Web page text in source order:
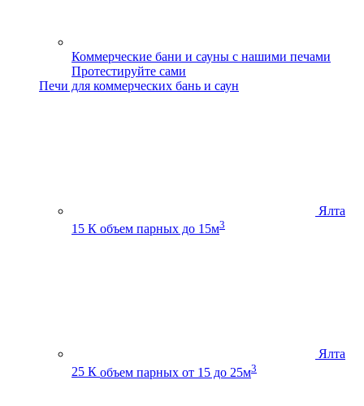
Коммерческие бани и сауны с нашими печами
Протестируйте сами
Печи для коммерческих бань и саун
Ялта
15 К объем парных до 15м3
Ялта
25 К объем парных от 15 до 25м3